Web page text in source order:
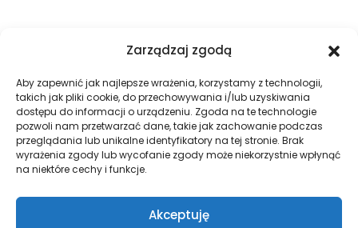
Zarządzaj zgodą
Aby zapewnić jak najlepsze wrażenia, korzystamy z technologii,
takich jak pliki cookie, do przechowywania i/lub uzyskiwania
dostępu do informacji o urządzeniu. Zgoda na te technologie
pozwoli nam przetwarzać dane, takie jak zachowanie podczas
przeglądania lub unikalne identyfikatory na tej stronie. Brak
wyrażenia zgody lub wycofanie zgody może niekorzystnie wpłynąć
na niektóre cechy i funkcje.
Akceptuję
Rodzaje
Realnego Zasięgu
Kosztu ładowania